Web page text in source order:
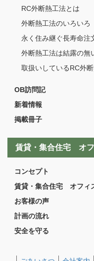
RC外断熱工法とは
外断熱工法のいろいろ
永く住み継ぐ長寿命注
外断熱工法は結露の無
取扱いしているRC外
OB訪問記
新着情報
掲載冊子
賃貸・集合住宅 オ
コンセプト
賃貸・集合住宅 オフィ
お客様の声
計画の流れ
安全を守る